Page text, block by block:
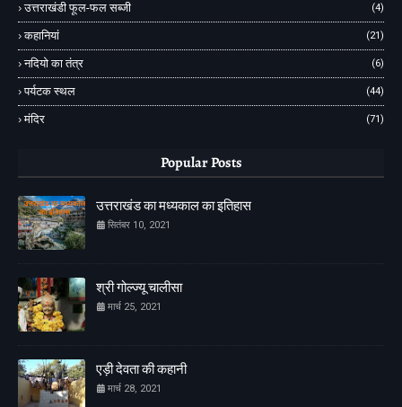
उत्तराखंडी फूल-फल सब्जी (4)
कहानियां (21)
नदियो का तंत्र (6)
पर्यटक स्थल (44)
मंदिर (71)
Popular Posts
उत्तराखंड का मध्यकाल का इतिहास
सितंबर 10, 2021
श्री गोल्ज्यू चालीसा
मार्च 25, 2021
एड़ी देवता की कहानी
मार्च 28, 2021